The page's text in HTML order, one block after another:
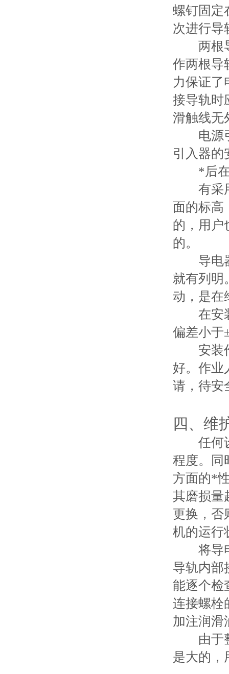
螺钉固定
次进行导
两根导
作两根导
力保证了
接导轨时
滑触线无
电源引
引入器的
*后在
有采用
面的标高
的，用户
的。
导电器
就有列明
动，是在
在安装
偏差小于
安装作
好。作业
请，待安
四、维
任何设
程度。同
方面的*
其磨损量
更换，否
机的运行
将导电
导轨内部
能逐个检
连接螺栓
加注润滑
由于整
是大的，